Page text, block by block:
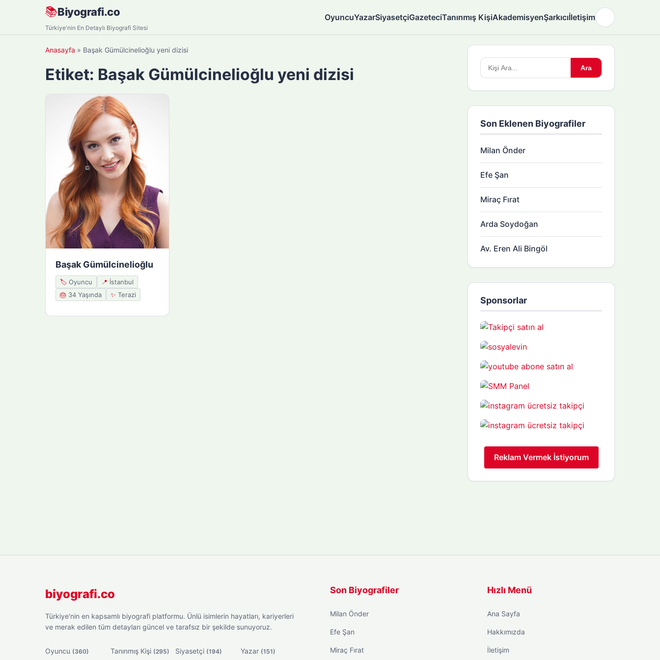
📚Biyografi.co
Türkiye'nin En Detaylı Biyografi Sitesi
OyuncuYazarSiyasetçiGazeteciTanınmış KişiAkademisyenŞarkıcıİletişim
Anasayfa » Başak Gümülcinelioğlu yeni dizisi
Etiket: Başak Gümülcinelioğlu yeni dizisi
Başak Gümülcinelioğlu
🏷️ Oyuncu 📍 İstanbul
🎂 34 Yaşında ✨ Terazi
Arama
yapın:
Ara
Son Eklenen Biyografiler
Milan Önder
Efe Şan
Miraç Fırat
Arda Soydoğan
Av. Eren Ali Bingöl
Sponsorlar
Reklam Vermek İstiyorum
biyografi.co
Türkiye'nin en kapsamlı biyografi platformu. Ünlü isimlerin hayatları, kariyerleri
ve merak edilen tüm detayları güncel ve tarafsız bir şekilde sunuyoruz.
Oyuncu (360) Tanınmış Kişi (295) Siyasetçi (194) Yazar (151)
Son Biyografiler
Milan Önder
Efe Şan
Miraç Fırat
Hızlı Menü
Ana Sayfa
Hakkımızda
İletişim